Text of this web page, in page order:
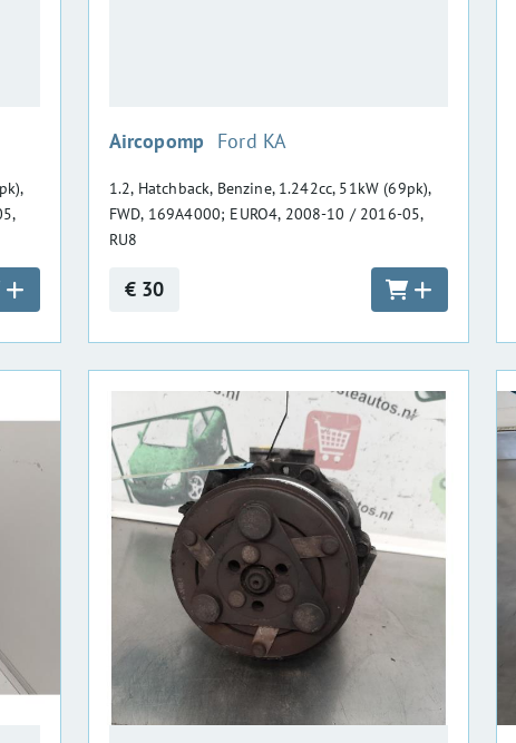
Aircopomp :Ford KA
1.2, Hatchback, Benzine, 1.242cc, 51kW (69pk),
FWD, 169A4000; EURO4, 2008-10 / 2016-05,
RU8
€ 30